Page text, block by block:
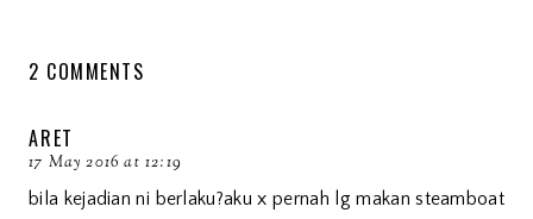
2 COMMENTS
ARET
17 May 2016 at 12:19
bila kejadian ni berlaku?aku x pernah lg makan steamboat